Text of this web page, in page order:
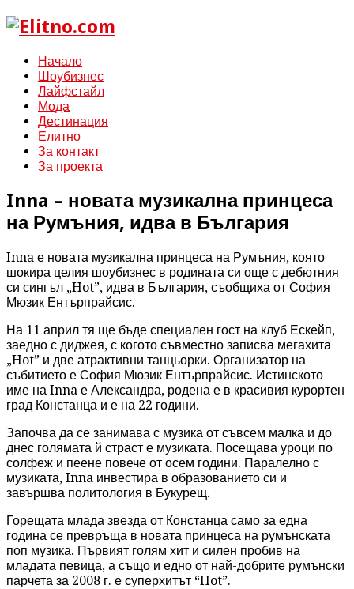
Начало
Шоубизнес
Лайфстайл
Мода
Дестинация
Елитно
За контакт
За проекта
Inna – новата музикална принцеса
на Румъния, идва в България
Inna е новата музикална принцеса на Румъния, която
шокира целия шоубизнес в родината си още с дебютния
си сингъл „Hot”, идва в България, съобщиха от София
Мюзик Ентърпрайсис.
На 11 април тя ще бъде специален гост на клуб Ескейп,
заедно с диджея, с когото съвместно записва мегахита
„Hot” и две атрактивни танцьорки. Организатор на
събитието е София Мюзик Ентърпрайсис. Истинското
име на Inna е Александра, родена е в красивия курортен
град Констанца и е на 22 години.
Започва да се занимава с музика от съвсем малка и до
днес голямата й страст е музиката. Посещава уроци по
солфеж и пеене повече от осем години. Паралелно с
музиката, Inna инвестира в образованието си и
завършва политология в Букурещ.
Горещата млада звезда от Констанца само за една
година се превръща в новата принцеса на румънската
поп музика. Първият голям хит и силен пробив на
младата певица, а също и едно от най-добрите румънски
парчета за 2008 г. е суперхитът “Hot”.